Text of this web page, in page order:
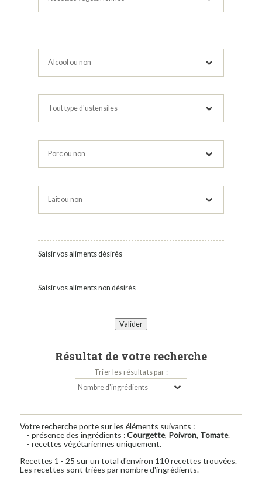
Saisir vos aliments désirés
Saisir vos aliments non désirés
Résultat de votre recherche
Trier les résultats par :
Votre recherche porte sur les éléments suivants :
- présence des ingrédients :Courgette, Poivron, Tomate.
- recettes végétariennes uniquement.
Recettes 1 - 25 sur un total d'environ 110 recettes trouvées.
Les recettes sont triées par nombre d'ingrédients.